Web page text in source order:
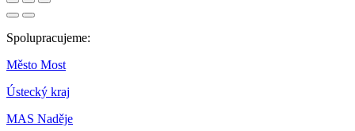
Spolupracujeme:
Město Most
Ústecký kraj
MAS Naděje